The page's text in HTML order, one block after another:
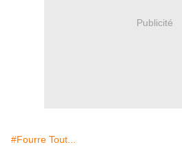
Publicité
#Fourre Tout...